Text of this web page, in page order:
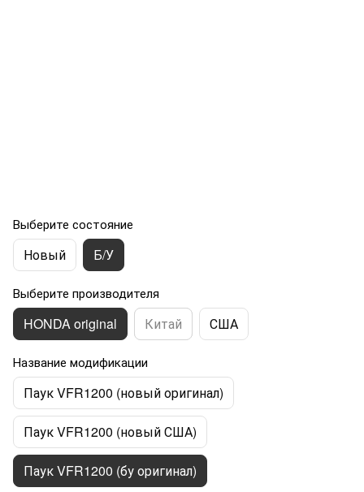
Выберите состояние
Новый Б/У
Выберите производителя
HONDA original Китай США
Название модификации
Паук VFR1200 (новый оригинал)
Паук VFR1200 (новый США)
Паук VFR1200 (бу оригинал)